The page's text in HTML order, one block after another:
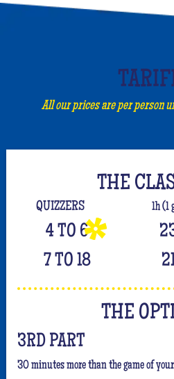
All our prices are per person
THE
QUIZZERS 1h (1
4 TO 6
7 TO 18
THE
3RD PART
30 minutes more than the game of